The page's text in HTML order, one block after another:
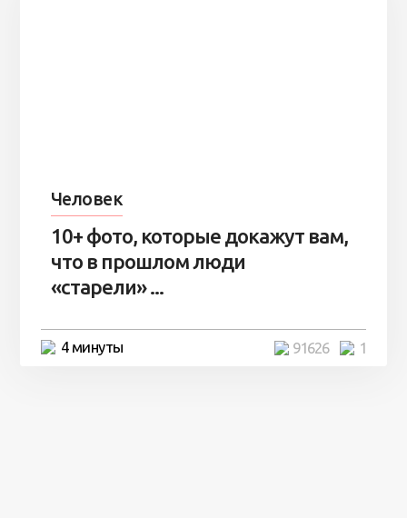
Человек
10+ фото, которые докажут вам,
что в прошлом люди
«старели» ...
4 минуты 1
91626